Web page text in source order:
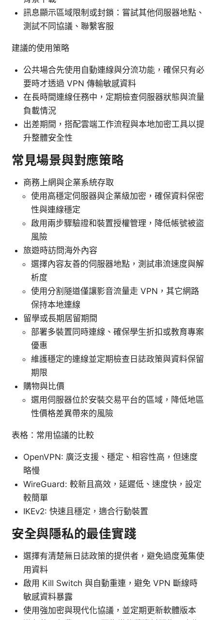
訊息顯示區域限制或封鎖：嘗試其他伺服器地點、
測試不同協議、聯繫客服
建議的使用策略
公共場合先使用自動連線與分流功能，確保只有必
要時才透過 VPN 傳輸敏感資料
在長時間連線任務中，定期檢查伺服器狀態與流量
負載情況
出差期間，搭配雲端工作流程與本地加密工具以提
升整體安全性
常見場景與對應策略
商務上網與企業系統存取
使用高穩定伺服器與企業級加密，確保資料保密
性與連線穩定
啟用兩步驟驗證和裝置授權管理，降低帳號被盜
風險
旅遊時訪問海外內容
選擇內容友善的伺服器地點，測試串流速度與解
析度
使用分割隧道僅讓影音流量走 VPN，其它網路
保持本地連線
留學或長期居留期間
部署多裝置同時連線、確保學生折扣或教育專案
優惠
維護穩定的連線並定期檢查日誌政策與資料保留
期限
購物與比價
選用伺服器位於安裝交易平台的區域，降低地區
性價格差異帶來的風險
表格：常用協議的比較
OpenVPN: 廣泛支援、穩定、相容性高，但速度
略慢
WireGuard: 較新且高效，延遲低、速度快，設定
較簡單
IKEv2: 快速且穩定，適合行動裝置
安全與隱私的最佳實踐
選擇有清楚無日誌政策的提供者，避免過度蒐集使
用資料
啟用 Kill Switch 與自動重連，避免 VPN 斷線時
敏感資料暴露
使用強加密與現代化協議，並定期更新軟體版本